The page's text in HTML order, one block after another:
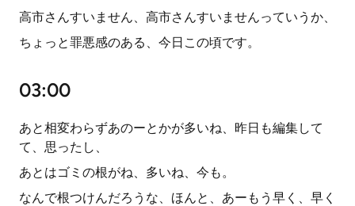
高市さんすいません、高市さんすいませんっていうか、
ちょっと罪悪感のある、今日この頃です。
03:00
あと相変わらずあのーとかが多いね、昨日も編集して
て、思ったし、
あとはゴミの根がね、多いね、今も。
なんで根つけんだろうな、ほんと、あーもう早く、早く